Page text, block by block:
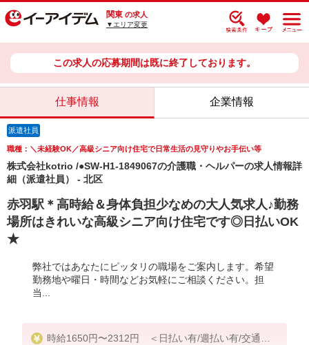
関東 の求人
▼エリア変更
この求人の応募期間は既に終了しております。
仕事情報 企業情報
派遣社員
職種：＼未経験OK／高級シニア向け住宅で日常生活の見守りやお手伝い等
株式会社kotrio /●SW-H1-1849067の介護職・ヘルパーの求人情報詳
細（派遣社員） - 北区
赤羽駅＊高時給＆身体負担少なめの大人気求人♪勤務
場所はきれいな高級シニア向け住宅です◎日払いOK
★
弊社ではあなたにピッタリの職場をご案内します。希望
勤務地や曜日・時間などお気軽にご相談ください。担
当...
時給1650円〜2312円 ＜日払い有/週払い有/交通費